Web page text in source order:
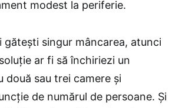
modest la periferie.
gătești singur mâncarea, atunci
ar fi să închiriezi un
două sau trei camere și
de numărul de persoane. Și